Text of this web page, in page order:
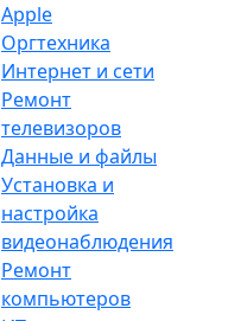
Apple
Оргтехника
Интернет и сети
Ремонт
телевизоров
Данные и файлы
Установка и
настройка
видеонаблюдения
Ремонт
компьютеров